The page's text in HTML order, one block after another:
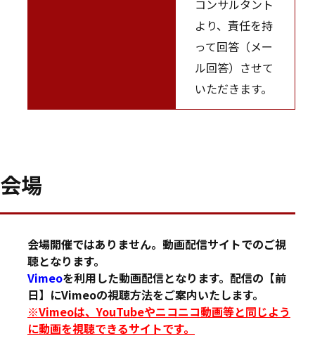
コンサルタント
より、責任を持
って回答（メー
ル回答）させて
いただきます。
会場
会場開催ではありません。動画配信サイトでのご視
聴となります。
Vimeoを利用した動画配信となります。配信の【前
日】にVimeoの視聴方法をご案内いたします。
※Vimeoは、YouTubeやニコニコ動画等と同じよう
に動画を視聴できるサイトです。